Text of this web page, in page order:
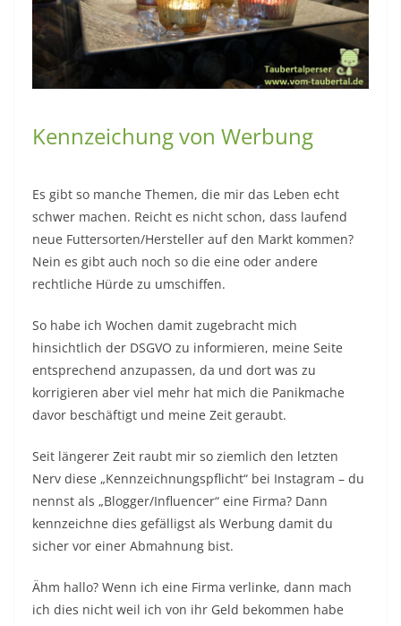
entsprechend anzupassen, da und dort was zu
korrigieren aber viel mehr hat mich die Panikmache
davor beschäftigt und meine Zeit geraubt.
nennst als „Blogger/Influencer“ eine Firma? Dann
sicher vor einer Abmahnung bist.
Ähm hallo? Wenn ich eine Firma verlinke, dann mach
ich dies nicht weil ich von ihr Geld bekommen habe
(wäre schön, angesichts meiner Vielzahl an Beiträgen
könnte ich dann vielleicht meinen eigentlichen Job ja
an den Nagel hängen) sondern weil ich persönlich dies
für meine Leser mache.
„Ich habe das Futter „DIESER“ Firma getestet, lest auf
meiner Webseite den Bericht dazu“.
„Ich habe vonDIESERFirma das Produkt XY getestet,
lest den Bericht auf meiner Webseite“
Wenn ich den neuestenRichtlinien der
mehr machen sofern die Produkte von mir selber
bezahlt sind und die Firma nicht von mir eine